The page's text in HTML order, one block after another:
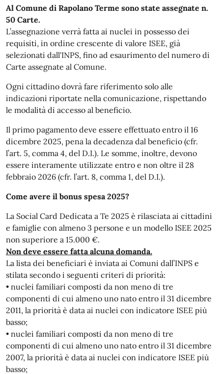
Al Comune di Rapolano Terme sono state assegnate n.
50 Carte.
L’assegnazione verrà fatta ai nuclei in possesso dei
requisiti, in ordine crescente di valore ISEE, già
selezionati dall'INPS, fino ad esaurimento del numero di
Carte assegnate al Comune.
Ogni cittadino dovrà fare riferimento solo alle
indicazioni riportate nella comunicazione, rispettando
le modalità di accesso al beneficio.
Il primo pagamento deve essere effettuato entro il 16
dicembre 2025, pena la decadenza dal beneficio (cfr.
l’art. 5, comma 4, del D.I.). Le somme, inoltre, devono
essere interamente utilizzate entro e non oltre il 28
febbraio 2026 (cfr. l’art. 8, comma 1, del D.I.).
Come avere il bonus spesa 2025?
La Social Card Dedicata a Te 2025 è rilasciata ai cittadini
e famiglie con almeno 3 persone e un modello ISEE 2025
non superiore a 15.000 €.
Non deve essere fatta alcuna domanda.
La lista dei beneficiari è inviata ai Comuni dall’INPS e
stilata secondo i seguenti criteri di priorità:
• nuclei familiari composti da non meno di tre
componenti di cui almeno uno nato entro il 31 dicembre
2011, la priorità è data ai nuclei con indicatore ISEE più
basso;
• nuclei familiari composti da non meno di tre
componenti di cui almeno uno nato entro il 31 dicembre
2007, la priorità è data ai nuclei con indicatore ISEE più
basso;